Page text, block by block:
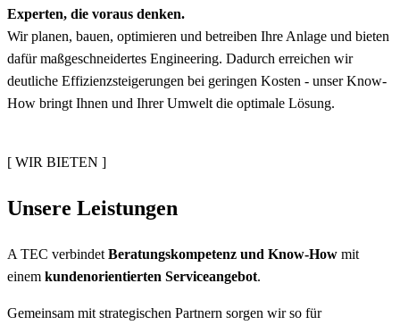
Experten, die voraus denken.
Wir planen, bauen, optimieren und betreiben Ihre Anlage und bieten
dafür maßgeschneidertes Engineering. Dadurch erreichen wir
deutliche Effizienzsteigerungen bei geringen Kosten - unser Know-
How bringt Ihnen und Ihrer Umwelt die optimale Lösung.
[ WIR BIETEN ]
Unsere Leistungen
A TEC verbindet Beratungskompetenz und Know-How mit
einem kundenorientierten Serviceangebot.
Gemeinsam mit strategischen Partnern sorgen wir so für